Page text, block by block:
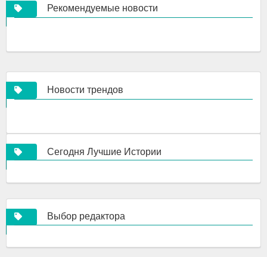
Рекомендуемые новости
Новости трендов
Сегодня Лучшие Истории
Выбор редактора